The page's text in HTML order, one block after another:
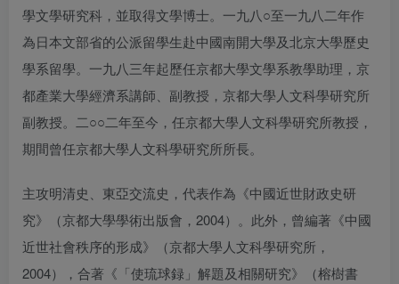
學文學研究科，並取得文學博士。一九八○至一九八二年作
為日本文部省的公派留學生赴中國南開大學及北京大學歷史
學系留學。一九八三年起歷任京都大學文學系教學助理，京
都產業大學經濟系講師、副教授，京都大學人文科學研究所
副教授。二○○二年至今，任京都大學人文科學研究所教授，
期間曾任京都大學人文科學研究所所長。
主攻明清史、東亞交流史，代表作為《中國近世財政史研
究》（京都大學學術出版會，2004）。此外，曾編著《中國
近世社會秩序的形成》（京都大學人文科學研究所，
2004），合著《「使琉球録」解題及相關研究》（榕樹書